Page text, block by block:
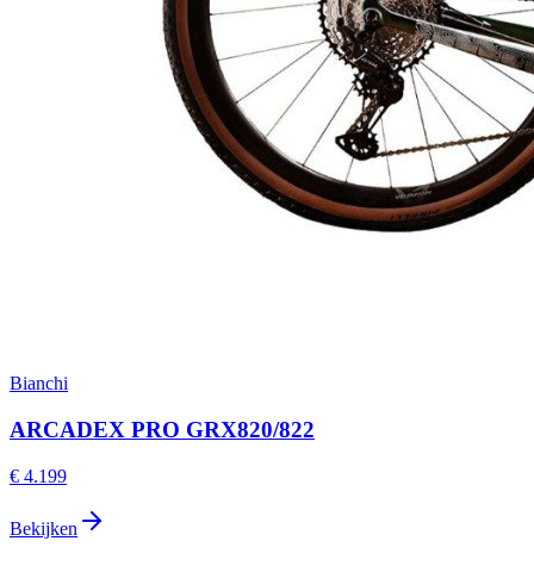
Bianchi
ARCADEX PRO GRX820/822
€ 4.199
Bekijken